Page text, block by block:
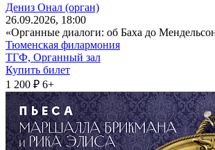
Дениз Онал (орган)
26.09.2026, 18:00
«Органные диалоги: об Баха до
Тюменская филармония
ТГФ, Органный зал
Купить билет
1 200 ₽ 6+